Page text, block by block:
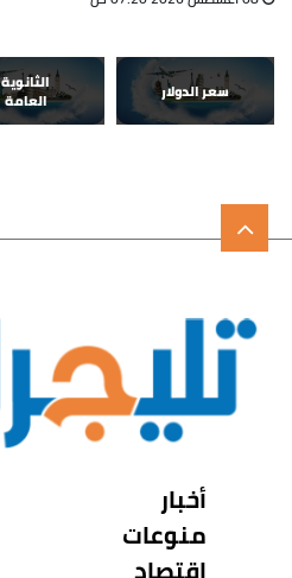
سعر الدولار
الثانوية
العامة
أخبار
منوعات